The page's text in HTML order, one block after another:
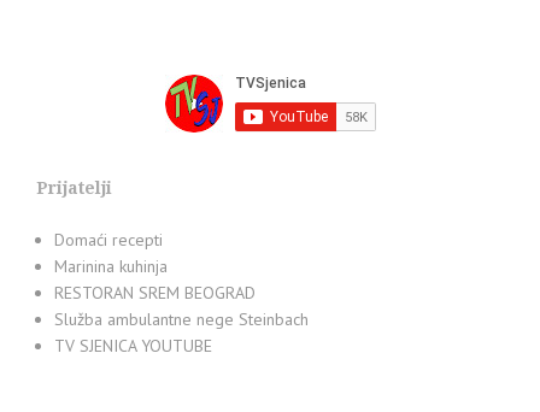
Prijatelji
Domaći recepti
Marinina kuhinja
RESTORAN SREM BEOGRAD
Služba ambulantne nege Steinbach
TV SJENICA YOUTUBE